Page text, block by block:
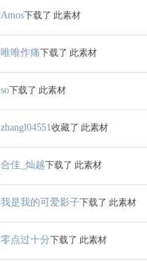
Amos下载了 此素材
唯唯作痛下载了 此素材
so下载了 此素材
zhangl04551收藏了 此素材
合佳_灿越下载了 此素材
我是我的可爱影子下载了 此素材
零点过十分下载了 此素材